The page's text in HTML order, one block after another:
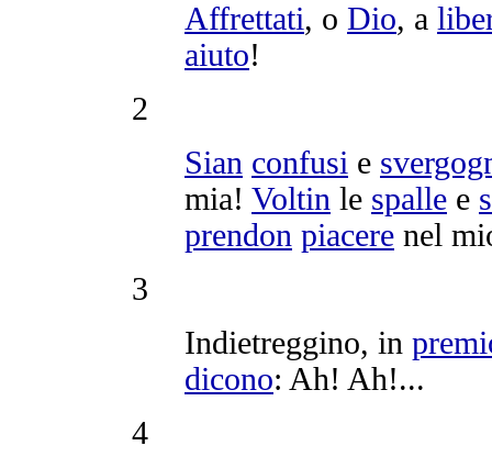
Affrettati, o Dio, a
aiuto!
2
Sian confusi e
mia! Voltin le spalle e
prendon piacere nel
3
Indietreggino, in
dicono: Ah! Ah!...
4